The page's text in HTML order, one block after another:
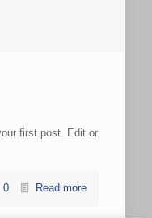
first post. Edit or
0 Read more